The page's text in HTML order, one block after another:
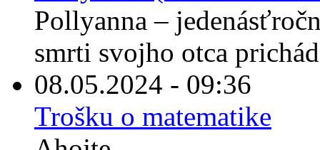
Pollyanna –
smrti svojho otca
08.05.2024 - 09:36
Trošku o matematike